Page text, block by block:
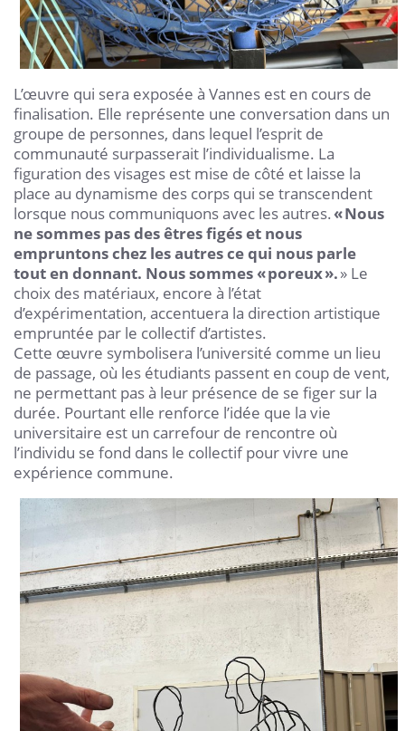
L’œuvre qui sera exposée à Vannes est en cours de
finalisation. Elle représente une conversation dans un
groupe de personnes, dans lequel l’esprit de
communauté surpasserait l’individualisme. La
figuration des visages est mise de côté et laisse la
place au dynamisme des corps qui se transcendent
lorsque nous communiquons avec les autres.« Nous
ne sommes pas des êtres figés et nous
empruntons chez les autres ce qui nous parle
tout en donnant. Nous sommes « poreux ».» Le
choix des matériaux, encore à l’état
d’expérimentation, accentuera la direction artistique
empruntée par le collectif d’artistes.
Cette œuvre symbolisera l’université comme un lieu
de passage, où les étudiants passent en coup de vent,
ne permettant pas à leur présence de se figer sur la
durée. Pourtant elle renforce l’idée que la vie
universitaire est un carrefour de rencontre où
l’individu se fond dans le collectif pour vivre une
expérience commune.